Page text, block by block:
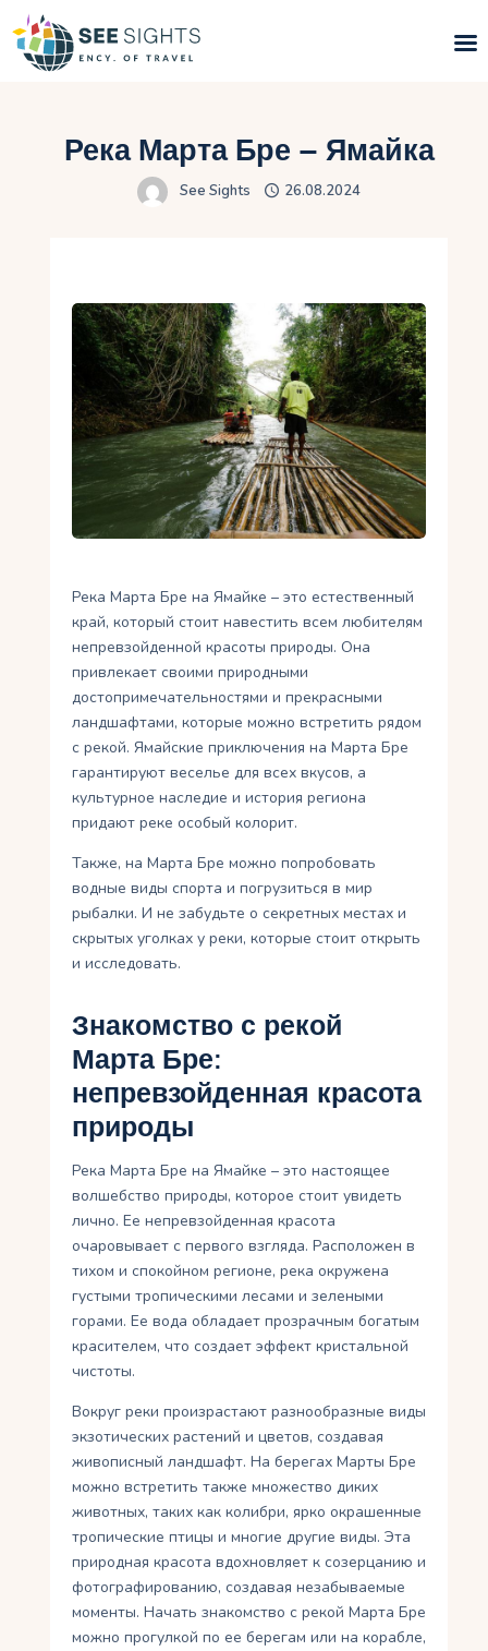
Горящие туры
Инфо
Блог
Контакты
Река Марта Бре – Ямайка
See Sights 26.08.2024
Река Марта Бре на Ямайке – это естественный
край, который стоит навестить всем любителям
непревзойденной красоты природы. Она
привлекает своими природными
достопримечательностями и прекрасными
ландшафтами, которые можно встретить рядом
с рекой. Ямайские приключения на Марта Бре
гарантируют веселье для всех вкусов, а
культурное наследие и история региона
придают реке особый колорит.
Также, на Марта Бре можно попробовать
водные виды спорта и погрузиться в мир
рыбалки. И не забудьте о секретных местах и ​​
скрытых уголках у реки, которые стоит открыть
и исследовать.
Знакомство с рекой
Марта Бре:
непревзойденная красота
природы
Река Марта Бре на Ямайке – это настоящее
волшебство природы, которое стоит увидеть
лично. Ее непревзойденная красота
очаровывает с первого взгляда. Расположен в
тихом и спокойном регионе, река окружена
густыми тропическими лесами и зелеными
горами. Ее вода обладает прозрачным богатым
красителем, что создает эффект кристальной
чистоты.
Вокруг реки произрастают разнообразные виды
экзотических растений и цветов, создавая
живописный ландшафт. На берегах Марты Бре
можно встретить также множество диких
животных, таких как колибри, ярко окрашенные
тропические птицы и многие другие виды. Эта
природная красота вдохновляет к созерцанию и
фотографированию, создавая незабываемые
моменты. Начать знакомство с рекой Марта Бре
можно прогулкой по ее берегам или на корабле,